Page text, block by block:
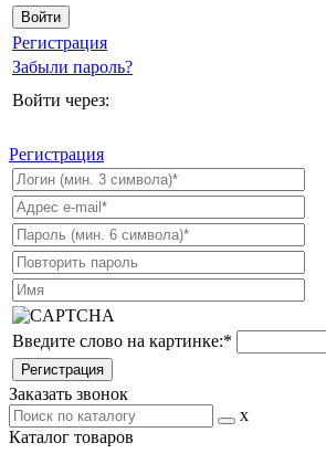
Регистрация
Забыли пароль?
Войти через:
Регистрация
Введите слово на картинке:*
Заказать звонок
x
Каталог товаров